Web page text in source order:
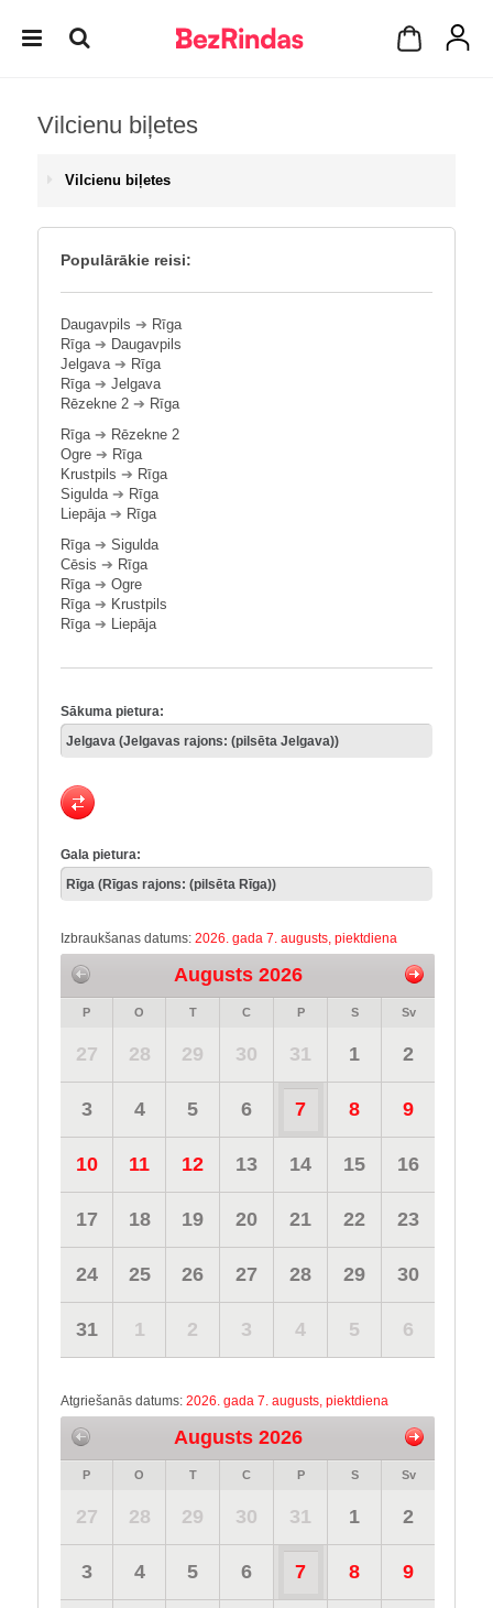
Vilcienu biļetes
Vilcienu biļetes
Populārākie reisi:
Daugavpils ➔ Rīga
Rīga➔ Daugavpils
Jelgava➔ Rīga
Rīga➔ Jelgava
Rēzekne 2 ➔ Rīga
Rīga➔ Rēzekne 2
Ogre ➔ Rīga
Krustpils ➔ Rīga
Sigulda➔ Rīga
Liepāja➔ Rīga
Rīga➔ Sigulda
Cēsis ➔ Rīga
Rīga➔ Ogre
Rīga➔ Krustpils
Rīga➔ Liepāja
Sākuma pietura:
Gala pietura:
Izbraukšanas datums: 2026. gada 7. augusts, piektdiena
Augusts 2026
P O T C P S Sv
27 28 29 30 31 1 2
3 4 5 6 7 8 9
10 11 12 13 14 15 16
17 18 19 20 21 22 23
24 25 26 27 28 29 30
31 1 2 3 4 5 6
Atgriešanās datums: 2026. gada 7. augusts, piektdiena
Augusts 2026
P O T C P S Sv
27 28 29 30 31 1 2
3 4 5 6 7 8 9